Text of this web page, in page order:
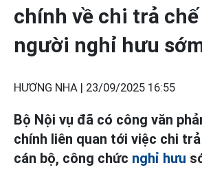
chính về chi trả
người nghỉ hưu
HƯƠNG NHA | 23/09/2025 16:55
Bộ Nội vụ đã có công văn
chính liên quan tới việc chi
cán bộ, công chức nghỉ hưu